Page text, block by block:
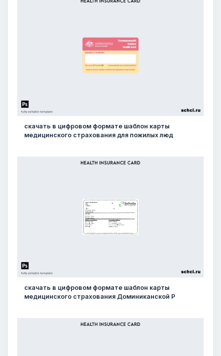
скачать в цифровом формате шаблон карты
медицинского страхования для пожилых люд
скачать в цифровом формате шаблон карты
медицинского страхования Доминиканской Р